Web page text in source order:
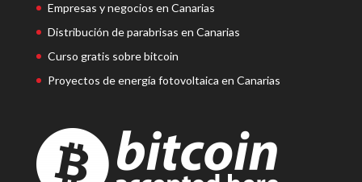
Empresas y negocios en Canarias
Distribución de parabrisas en Canarias
Curso gratis sobre bitcoin
Proyectos de energía fotovoltaica en Canarias